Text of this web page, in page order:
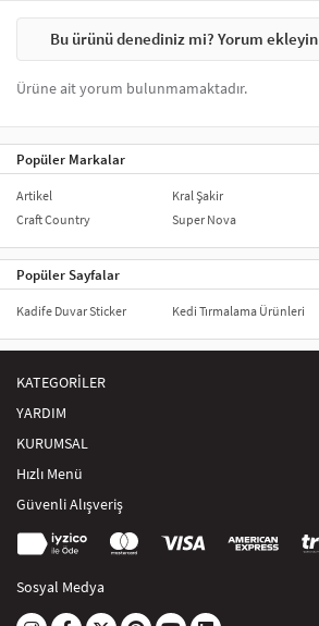
Bu ürünü denediniz mi? Yorum ekleyin
Ürüne ait yorum bulunmamaktadır.
Popüler Markalar
Artikel
Craft Country
Kral Şakir
Super Nova
Popüler Sayfalar
Kadife Duvar Sticker Kedi Tırmalama Ürünleri
KATEGORİLER
YARDIM
KURUMSAL
Hızlı Menü
Güvenli Alışveriş
Sosyal Medya